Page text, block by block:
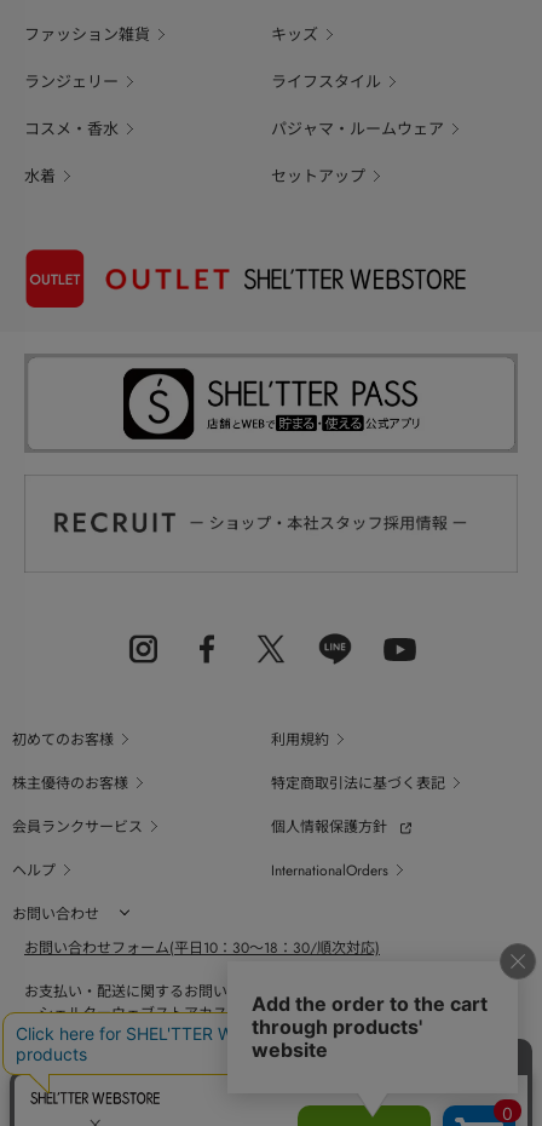
ファッション雑貨 キッズ
ランジェリー ライフスタイル
コスメ・香水 パジャマ・ルームウェア
水着 セットアップ
初めてのお客様
利用規約
株主優待のお客様
特定商取引法に基づく表記
会員ランクサービス
個人情報保護方針
ヘルプ
InternationalOrders
お問い合わせ
お問い合わせフォーム(平日10：30～18：30/順次対応)
お支払い・配送に関するお問い合わせ（平日10：30～18：00）
シェルターウェブストアカスタマーセンター
0800-123-6820
商品の素材、サイズ、仕様等に関するお問い合せ（平日10：30～18：00）
バロックジャパンリミテッドコールセンター
03-6730-9191